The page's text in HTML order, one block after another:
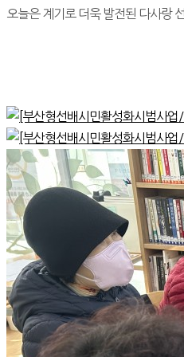
오늘은 계기로 더욱 발전된 다사랑